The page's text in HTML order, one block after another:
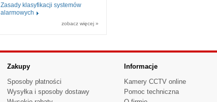
Zasady klasyfikacji systemów
alarmowych
zobacz więcej »
Zakupy
Sposoby płatności
Wysyłka i sposoby dostawy
Informacje
Kamery CCTV online
Pomoc techniczna